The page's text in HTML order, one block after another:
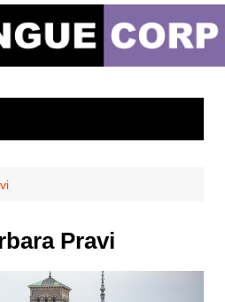
Bastringue Corp –
Musicales
Pravi